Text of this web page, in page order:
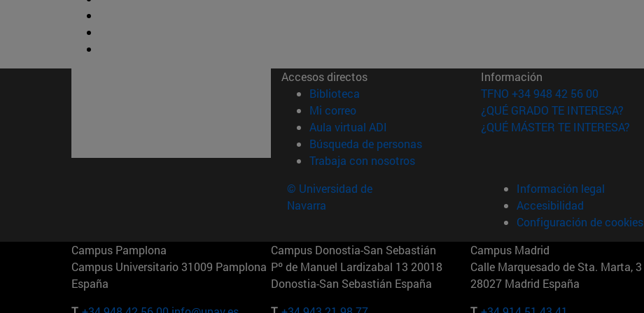
Accesos directos
Biblioteca (abre en nueva ventana)
Mi correo(abre en nueva ventana)
Aula virtual ADI (abre en nueva ventana)
Búsqueda de personas(abre en nueva ventana)
Trabaja con nosotros(abre en nueva ventana)
Información
TFNO +34 948 42 56 00
¿QUÉ GRADO TE INTERESA?
¿QUÉ MÁSTER TE INTERESA?
© Universidad de
Navarra
Información legal
Accesibilidad
Configuración de cookies
Campus Pamplona
Campus Universitario 31009 Pamplona
España
Campus Donostia-San Sebastián
Pº de Manuel Lardizabal 13 20018
Donostia-San Sebastián España
Campus Madrid
Calle Marquesado de Sta. Marta, 3
28027 Madrid España